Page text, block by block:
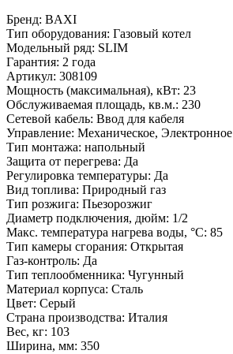
Бренд: BAXI
Тип оборудования: Газовый котел
Модельный ряд: SLIM
Гарантия: 2 года
Артикул: 308109
Мощность (максимальная), кВт: 23
Обслуживаемая площадь, кв.м.: 230
Сетевой кабель: Ввод для кабеля
Управление: Механическое, Электронное
Тип монтажа: напольный
Защита от перегрева: Да
Регулировка температуры: Да
Вид топлива: Природный газ
Тип розжига: Пьезорозжиг
Диаметр подключения, дюйм: 1/2
Макс. температура нагрева воды, °С: 85
Тип камеры сгорания: Открытая
Газ-контроль: Да
Тип теплообменника: Чугунный
Материал корпуса: Сталь
Цвет: Серый
Страна производства: Италия
Вес, кг: 103
Ширина, мм: 350